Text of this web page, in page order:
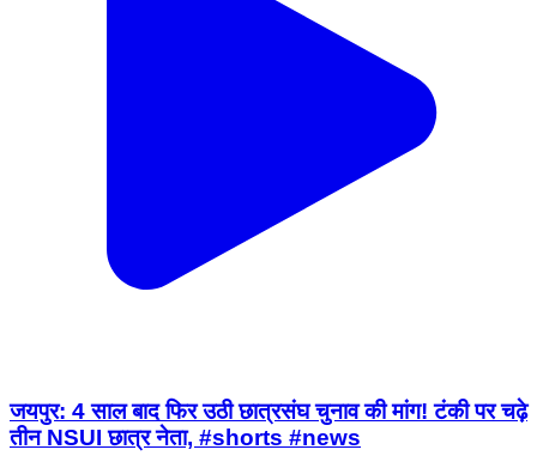
जयपुर: 4 साल बाद फिर उठी छात्रसंघ चुनाव की मांग! टंकी पर चढ़े
तीन NSUI छात्र नेता, #shorts #news